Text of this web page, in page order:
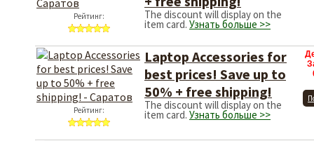
Рейтинг: The discount will display on the
item card. Узнать больше >>
Рейтинг:
Laptop Accessories for
best prices! Save up to
50% + free shipping!
The discount will display on the
item card. Узнать больше >>